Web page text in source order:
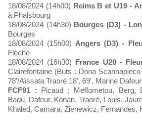
18/08/2024 (14h00) Reims B et U19 -
à Phalsbourg
18/08/2024 (14h30) Bourges (D3) -
Bourges
18/08/2024 (15h00)Angers (D3) -
Flèche
18/08/2024 (16h30)
France U20 -
Clairefontaine (Buts : Dona
78'/Aïssata Traoré 18', 69', Marine
FCF91 : Picaud ; Meffometou, Berg,
Badu, Dafeur, Konan, Traoré, Louis,
Khaled, Camara, Zienewicz, Fernandes,